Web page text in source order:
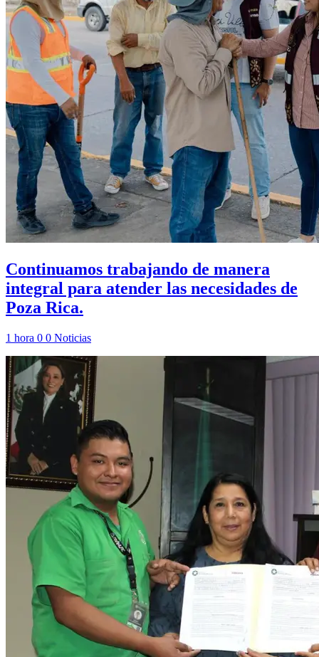
Continuamos trabajando de manera
integral para atender las necesidades de
Poza Rica.
1 hora 0 0 Noticias